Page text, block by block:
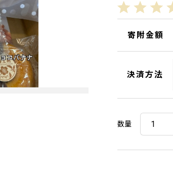
寄附金額
決済方法
数量